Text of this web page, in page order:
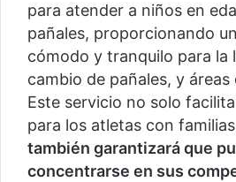
para atender a niños en
pañales, proporcionando
cómodo y tranquilo para la
cambio de pañales, y áreas
Este servicio no solo
para los atletas con
también garantizará que
concentrarse en sus